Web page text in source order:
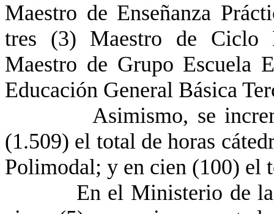
Maestro de Enseñanza
tres (3) Maestro de Ciclo
Maestro de Grupo Escuela
Educación General Básica
Asimismo, se
(1.509) el total de horas
Polimodal; y en cien (100) el
En el Ministerio de la